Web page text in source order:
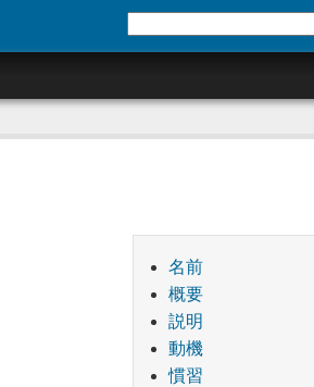
名前
概要
説明
動機
慣習